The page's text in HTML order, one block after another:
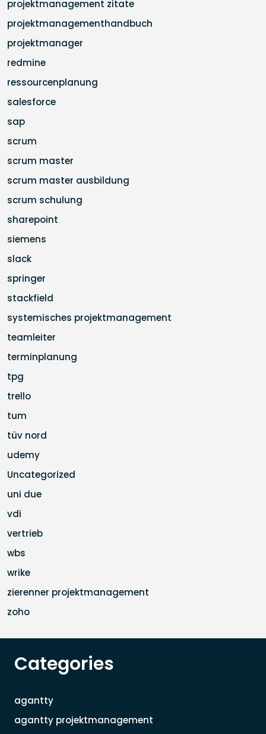
projektmanagement zitate
projektmanagementhandbuch
projektmanager
redmine
ressourcenplanung
salesforce
sap
scrum
scrum master
scrum master ausbildung
scrum schulung
sharepoint
siemens
slack
springer
stackfield
systemisches projektmanagement
teamleiter
terminplanung
tpg
trello
tum
tüv nord
udemy
Uncategorized
uni due
vdi
vertrieb
wbs
wrike
zierenner projektmanagement
zoho
Categories
agantty
agantty projektmanagement